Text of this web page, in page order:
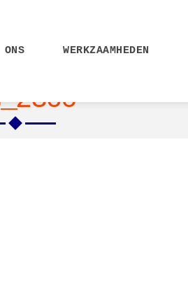
ONS WERKZAAMHEDEN